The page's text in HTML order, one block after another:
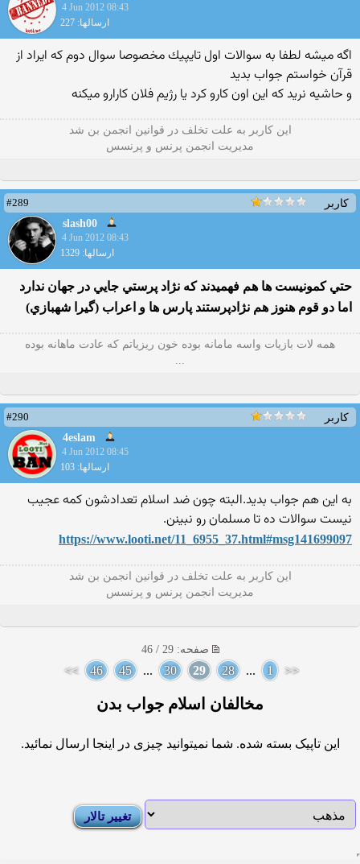
4 Jun 2012 08:43
ارسالها: 227
اگه ميشه لطفا به سوالات اول تايپيك مخصوصا سوال دوم كه ايراد از
قرآن خواستم جواب بديد
و حاشيه نريد كه اين اون كارو كرد يا رژيم فلان كارارو ميكنه
این كاربر به علت تخلف در قوانین انجمن بن شد
مدیریت انجمن پرنس و پرنسس
کاربر
#289
slash00
4 Jun 2012 08:43
ارسالها: 1329
حتي كمونيست ها هم فهميدند كه نژاد پرستي جايي در جهان ندارد
اما دو قوم هنوز هم نژادپرستند پارس ها و اعراب (گيرا شهبازي)
همه لات بازیات واسه مامانه بوده خون ریزیاتم که عادت ماهانه بوده
...
کاربر
#290
4eslam
4 Jun 2012 08:45
ارسالها: 103
به این هم جواب بدید.البته چون ضد اسلام تعدادشون کمه عجیب
نیست سوالات ده تا مسلمان رو نبینن.
https://www.looti.net/11_6955_37.html#msg141699097
این كاربر به علت تخلف در قوانین انجمن بن شد
مدیریت انجمن پرنس و پرنسس
صفحه: 29 / 46
<<
1
...
28
29
30
...
45
46
>>
مخالفان اسلام جواب بدن
این تاپیک بسته شده. شما نمیتوانید چیزی در اینجا ارسال نمائید.